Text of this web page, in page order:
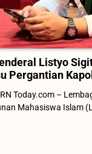
Listyo
Pergantian
Today.com –
Mahasiswa Islam